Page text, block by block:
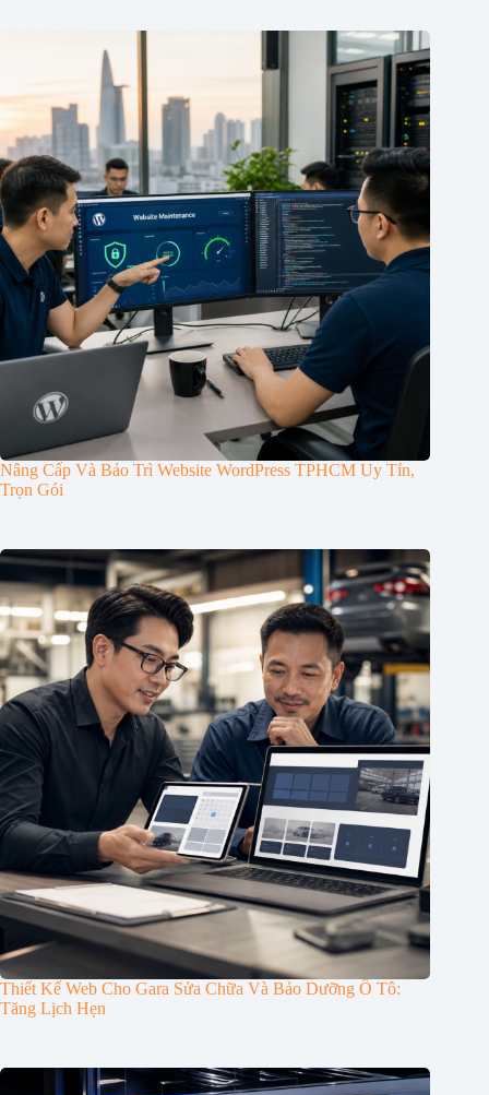
Nâng Cấp Và Bảo Trì Website WordPress TPHCM Uy Tín,
Trọn Gói
Thiết Kế Web Cho Gara Sửa Chữa Và Bảo Dưỡng Ô Tô:
Tăng Lịch Hẹn